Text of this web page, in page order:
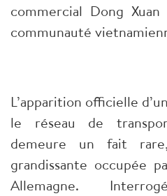
commercial Dong
communauté
L’apparition officielle
le réseau de
demeure un fait
grandissante occupée
Allemagne.